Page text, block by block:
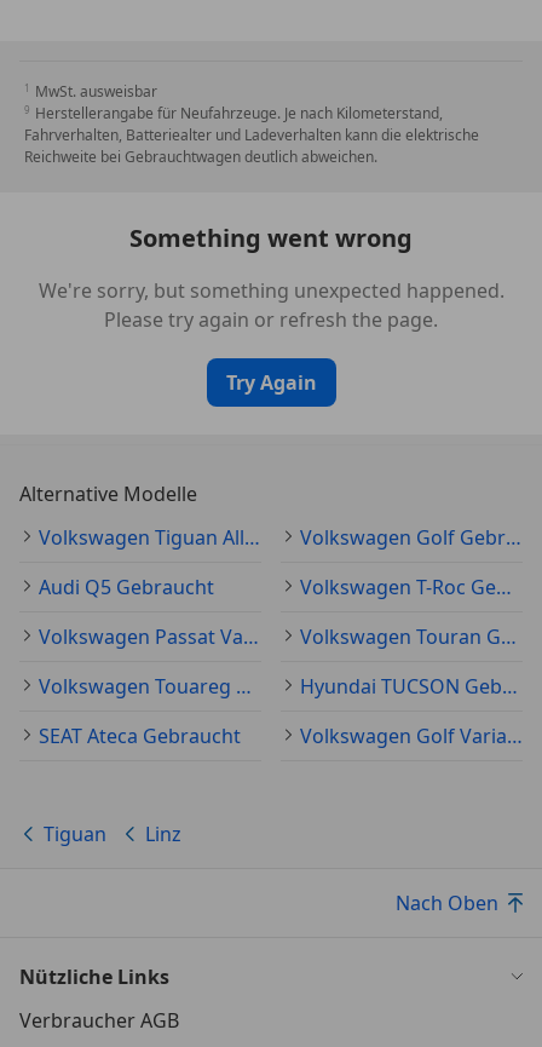
MwSt. ausweisbar
Herstellerangabe für Neufahrzeuge. Je nach Kilometerstand,
Fahrverhalten, Batteriealter und Ladeverhalten kann die elektrische
Reichweite bei Gebrauchtwagen deutlich abweichen.
Something went wrong
We're sorry, but something unexpected happened.
Please try again or refresh the page.
Try Again
Alternative Modelle
Volkswagen Tiguan Allspace Gebraucht
Volkswagen Golf Gebraucht
Audi Q5 Gebraucht
Volkswagen T-Roc Gebraucht
Volkswagen Passat Variant Gebraucht
Volkswagen Touran Gebraucht
Volkswagen Touareg Gebraucht
Hyundai TUCSON Gebraucht
SEAT Ateca Gebraucht
Volkswagen Golf Variant Gebraucht
Tiguan Linz
Nach Oben
Nützliche Links
Verbraucher AGB